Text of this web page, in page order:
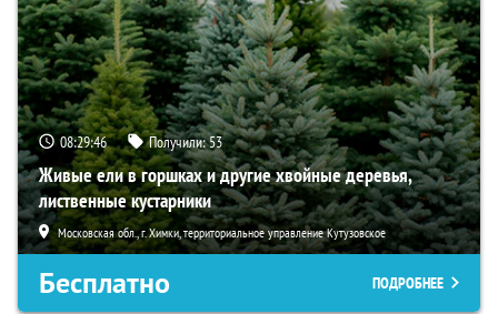
08:29:45 Получили:53
Живые ели в горшках и другие хвойные деревья,
лиственные кустарники
Московская обл., г. Химки, территориальное управление Кутузовское
Бесплатно ПОДРОБНЕЕ